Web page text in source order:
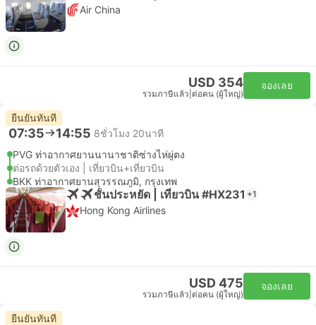
Air China
USD 354
รวมภาษีแล้ว ต่อคน (ผู้ใหญ่)
จองเลย
ยืนยันทันที
07:35 14:55 8ชั่วโมง 20นาที
PVG ท่าอากาศยานนานาชาติซ่างไห่ผู่ตง
ต่อรถด้วยตัวเอง | เที่ยวบิน+เที่ยวบิน
BKK ท่าอากาศยานสุวรรณภูมิ, กรุงเทพ
ชั้นประหยัด | เที่ยวบิน #HX231 +1
Hong Kong Airlines
USD 475
รวมภาษีแล้ว ต่อคน (ผู้ใหญ่)
จองเลย
ยืนยันทันที